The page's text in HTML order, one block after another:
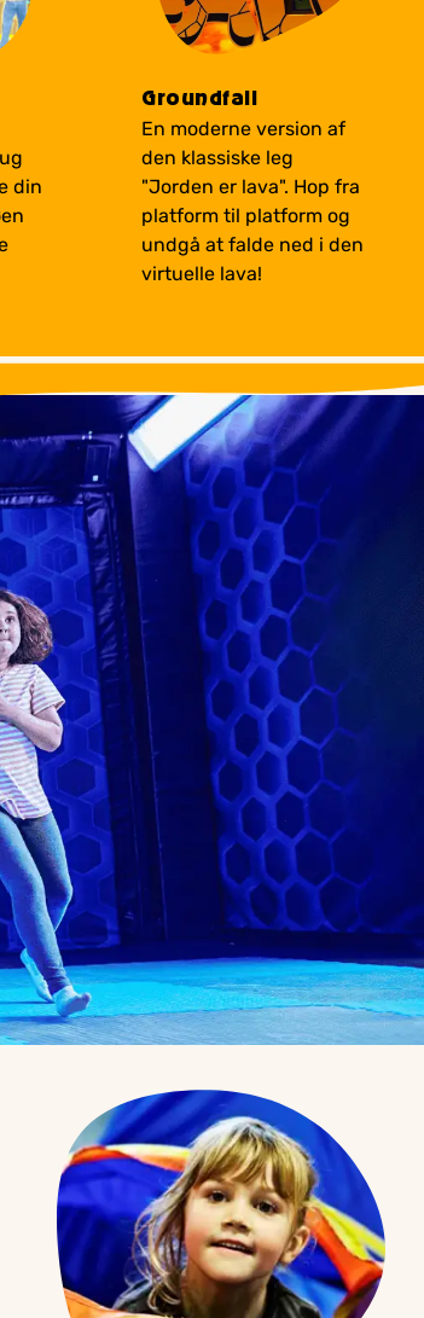
din
Groundfall
En moderne version af
den klassiske leg
"Jorden er lava". Hop fra
platform til platform og
undgå at falde ned i den
virtuelle lava!